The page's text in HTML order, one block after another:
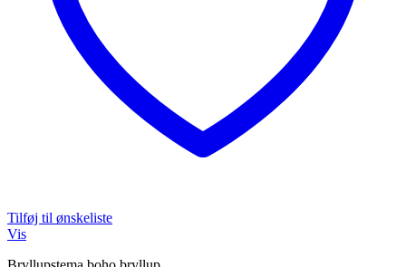
Tilføj til ønskeliste
Vis